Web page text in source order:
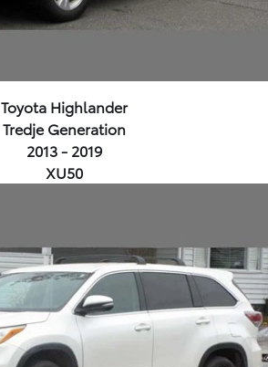
Toyota Highlander
Tredje Generation
2013 - 2019
XU50